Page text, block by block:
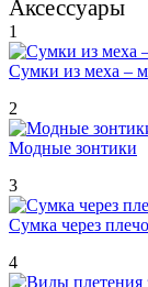
Аксессуары
1
Сумки из меха –
2
Модные зонтики
3
Сумка через плечо
4